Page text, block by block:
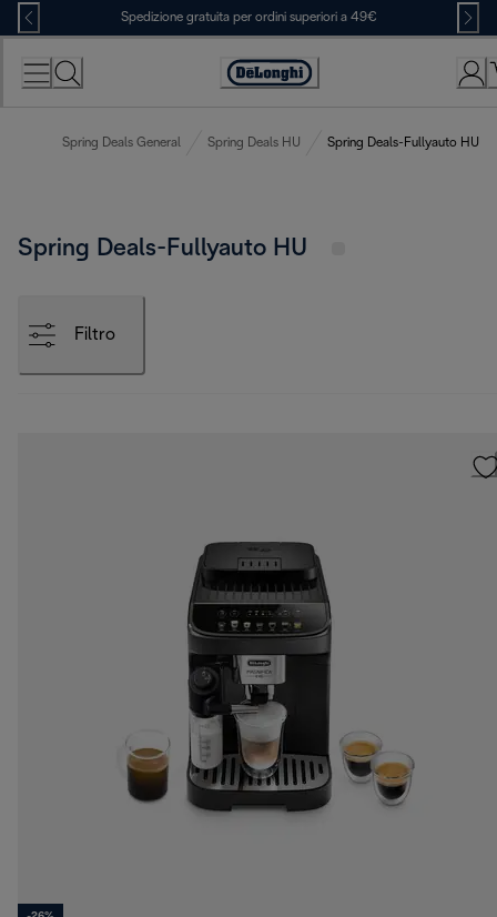
Skip
to
Content
Spedizione gratuita per ordini superiori a 49€
Accessibility
Spring Deals General Spring Deals HU Spring Deals-Fullyauto HU
Spring Deals-Fullyauto HU
Filtro